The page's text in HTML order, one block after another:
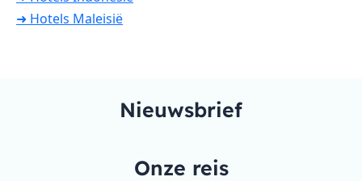
➜ Hotels Maleisië
Nieuwsbrief
Onze reis